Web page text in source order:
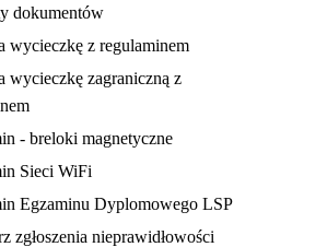
dokumentów
wycieczkę z regulaminem
wycieczkę zagraniczną z
- breloki magnetyczne
Sieci WiFi
Egzaminu Dyplomowego LSP
zgłoszenia nieprawidłowości